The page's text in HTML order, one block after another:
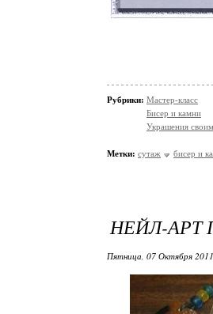
Рубрики: Мастер-класс
Бисер и камни
Украшения
Метки: сутаж бисер и
НЕЙЛ-АРТ
Пятница, 07 Октября